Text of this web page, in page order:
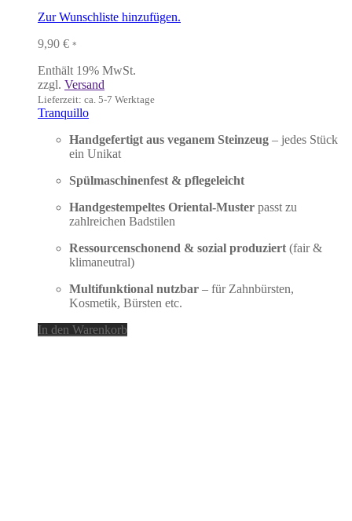
Zur Wunschliste hinzufügen.
9,90 € *
Enthält 19% MwSt.
zzgl. Versand
Lieferzeit: ca. 5-7 Werktage
Tranquillo
Handgefertigt aus veganem Steinzeug – jedes Stück
ein Unikat
Spülmaschinenfest & pflegeleicht
Handgestempeltes Oriental-Muster passt zu
zahlreichen Badstilen
Ressourcenschonend & sozial produziert(fair &
klimaneutral)
Multifunktional nutzbar – für Zahnbürsten,
Kosmetik, Bürsten etc.
In den Warenkorb